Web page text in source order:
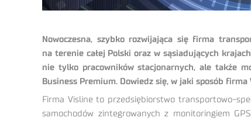
Nowoczesna, szybko rozwijająca się firma
na terenie całej Polski oraz w sąsiadujących
nie tylko pracowników stacjonarnych, ale także
Business Premium. Dowiedz się, w jaki sposób
Firma Visline to przedsiębiorstwo transportowo-
samochodów zintegrowanych z monitoringiem